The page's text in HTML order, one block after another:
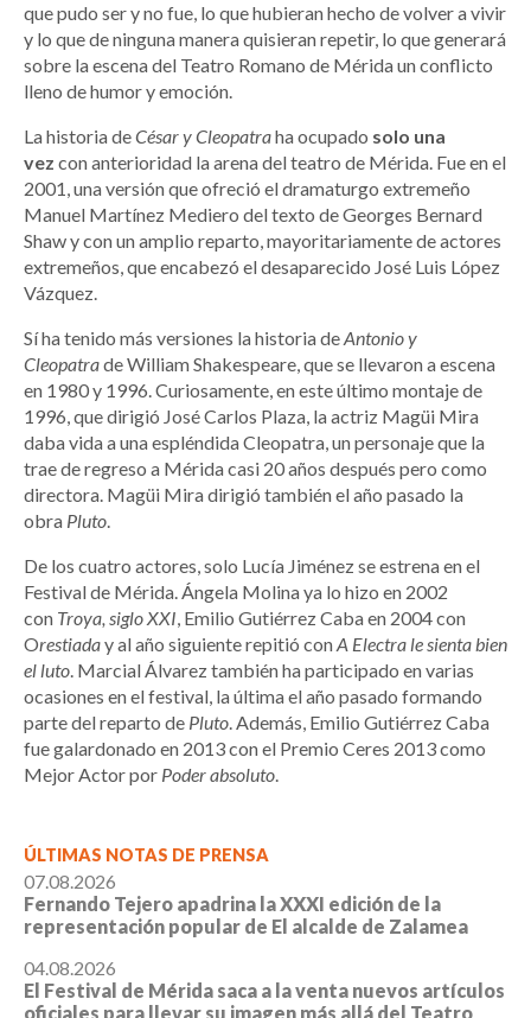
que pudo ser y no fue, lo que hubieran hecho de volver a vivir
y lo que de ninguna manera quisieran repetir, lo que generará
sobre la escena del Teatro Romano de Mérida un conflicto
lleno de humor y emoción.
La historia deCésar y Cleopatraha ocupado solo una
vez con anterioridad la arena del teatro de Mérida. Fue en el
2001, una versión que ofreció el dramaturgo extremeño
Manuel Martínez Mediero del texto de Georges Bernard
Shaw y con un amplio reparto, mayoritariamente de actores
extremeños, que encabezó el desaparecido José Luis López
Vázquez.
Sí ha tenido más versiones la historia deAntonio y
Cleopatrade William Shakespeare, que se llevaron a escena
en 1980 y 1996. Curiosamente, en este último montaje de
1996, que dirigió José Carlos Plaza, la actriz Magüi Mira
daba vida a una espléndida Cleopatra, un personaje que la
trae de regreso a Mérida casi 20 años después pero como
directora. Magüi Mira dirigió también el año pasado la
obra Pluto.
De los cuatro actores, solo Lucía Jiménez se estrena en el
Festival de Mérida. Ángela Molina ya lo hizo en 2002
con Troya, siglo XXI, Emilio Gutiérrez Caba en 2004 con
Orestiaday al año siguiente repitió conA Electra le sienta bien
el luto. Marcial Álvarez también ha participado en varias
ocasiones en el festival, la última el año pasado formando
parte del reparto de Pluto. Además, Emilio Gutiérrez Caba
fue galardonado en 2013 con el Premio Ceres 2013 como
Mejor Actor por Poder absoluto.
ÚLTIMAS NOTAS DE PRENSA
07.08.2026
Fernando Tejero apadrina la XXXI edición de la
representación popular de El alcalde de Zalamea
04.08.2026
El Festival de Mérida saca a la venta nuevos artículos
oficiales para llevar su imagen más allá del Teatro